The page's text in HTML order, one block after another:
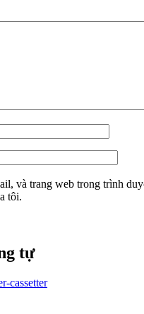
và trang web trong trình
tôi.
tự